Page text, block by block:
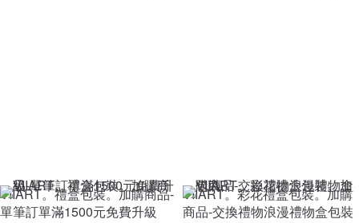
VIIART。禮盒包裝。加購商品-
單筆訂單滿1500元免費升級
VIIART。彩花禮盒包裝。加購
商品-交換禮物浪漫禮物盒包裝